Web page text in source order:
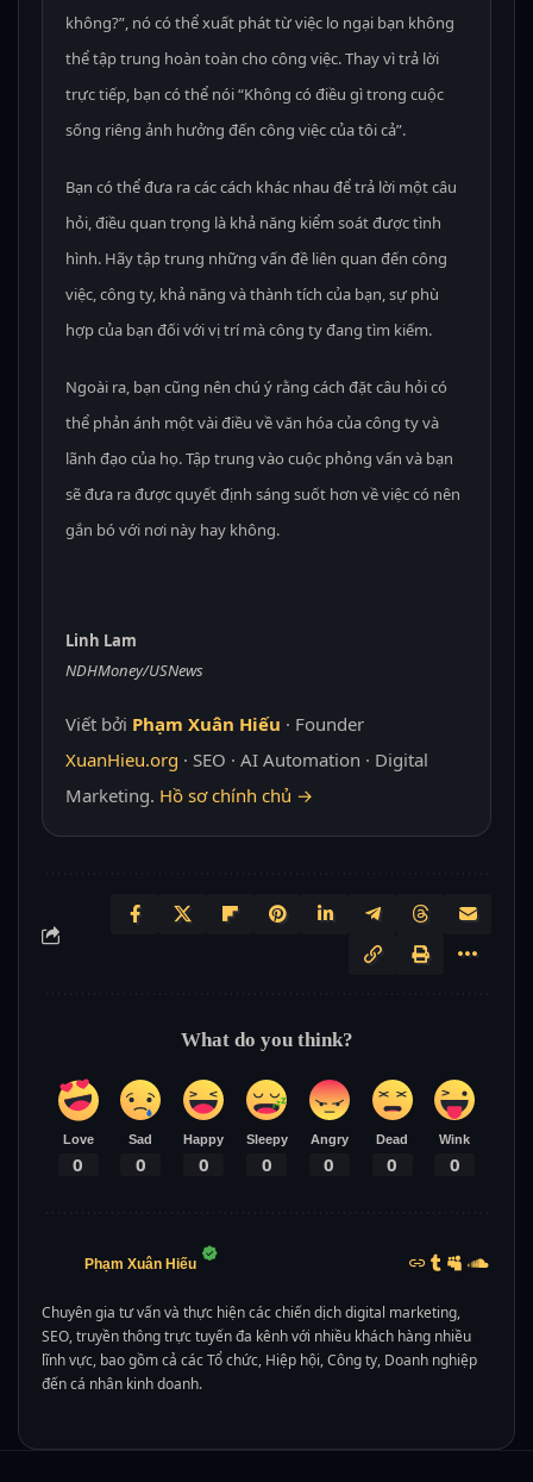
không?”, nó có thể xuất phát từ việc lo ngại bạn không
thể tập trung hoàn toàn cho công việc. Thay vì trả lời
trực tiếp, bạn có thể nói “Không có điều gì trong cuộc
sống riêng ảnh hưởng đến công việc của tôi cả”.
Bạn có thể đưa ra các cách khác nhau để trả lời một câu
hỏi, điều quan trọng là khả năng kiểm soát được tình
hình. Hãy tập trung những vấn đề liên quan đến công
việc, công ty, khả năng và thành tích của bạn, sự phù
hợp của bạn đối với vị trí mà công ty đang tìm kiếm.
Ngoài ra, bạn cũng nên chú ý rằng cách đặt câu hỏi có
thể phản ánh một vài điều về văn hóa của công ty và
lãnh đạo của họ. Tập trung vào cuộc phỏng vấn và bạn
sẽ đưa ra được quyết định sáng suốt hơn về việc có nên
gắn bó với nơi này hay không.
Linh Lam
NDHMoney/USNews
Viết bởi Phạm Xuân Hiếu · Founder
XuanHieu.org · SEO · AI Automation · Digital
Marketing. Hồ sơ chính chủ →
What do you think?
Love
0
Sad
0
Happy
0
Sleepy
0
Angry
0
Dead
0
Wink
0
Phạm Xuân Hiếu
Chuyên gia tư vấn và thực hiện các chiến dịch digital marketing,
SEO, truyền thông trực tuyến đa kênh với nhiều khách hàng nhiều
lĩnh vực, bao gồm cả các Tổ chức, Hiệp hội, Công ty, Doanh nghiệp
đến cá nhân kinh doanh.